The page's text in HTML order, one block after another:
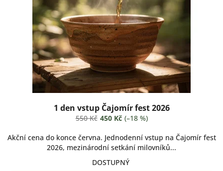
1 den vstup Čajomír fest 2026
550 Kč 450 Kč (–18 %)
Akční cena do konce června. Jednodenní vstup na Čajomír fest
2026, mezinárodní setkání milovníků...
DOSTUPNÝ